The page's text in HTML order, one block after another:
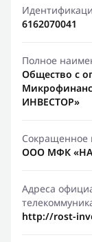
6162070041
Полное
Общество с
ИНВЕСТОР»
Сокращенное
ООО МФК
Адреса
http://rost-